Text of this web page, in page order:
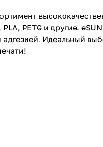
PETG и другие.
Идеальный